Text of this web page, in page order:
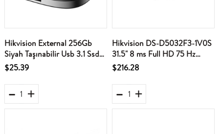
Hikvision External 256Gb
Siyah Taşınabilir Usb 3.1 Ssd
Harici Disk
$25.39
Hikvision DS-D5032F3-1V0S
31.5" 8 ms Full HD 75 Hz
Monitör
$216.28